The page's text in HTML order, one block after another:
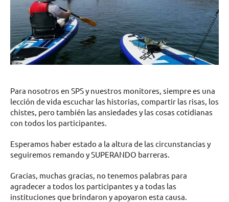
Para nosotros en SPS y nuestros monitores, siempre es una
lección de vida escuchar las historias, compartir las risas, los
chistes, pero también las ansiedades y las cosas cotidianas
con todos los participantes.
Esperamos haber estado a la altura de las circunstancias y
seguiremos remando y SUPERANDO barreras.
Gracias, muchas gracias, no tenemos palabras para
agradecer a todos los participantes y a todas las
instituciones que brindaron y apoyaron esta causa.